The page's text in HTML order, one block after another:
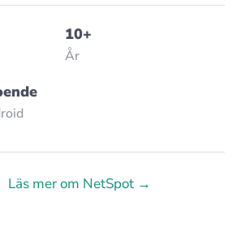
10+
År
Läs mer om NetSpot →